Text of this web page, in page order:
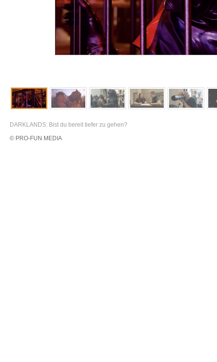
DARKLANDS: Bist du bereit tiefer zu gehen?
© PRO-FUN MEDIA